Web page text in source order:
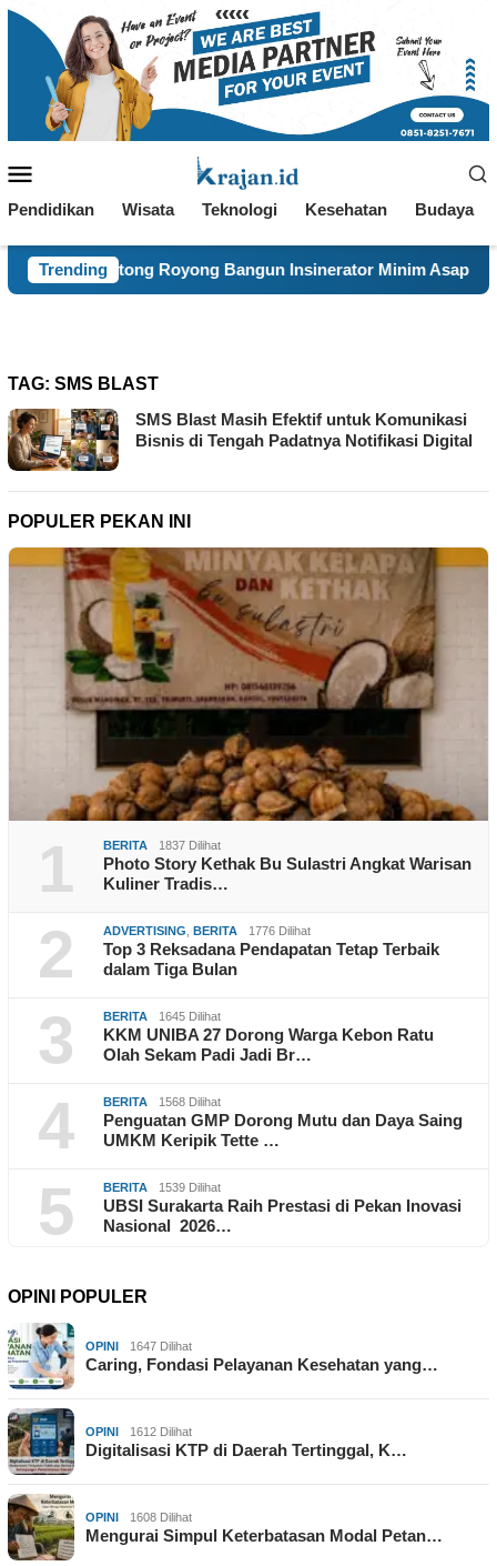
Loncat
Mobile
Pendidikan Wisata Teknologi Kesehatan Budaya
Trending
Royong Bangun Insinerator Minim Asap
TAG: SMS BLAST
SMS Blast Masih Efektif untuk Komunikasi
Bisnis di Tengah Padatnya Notifikasi Digital
POPULER PEKAN INI
1 BERITA 1837 Dilihat
Photo Story Kethak Bu Sulastri Angkat Warisan
Kuliner Tradis…
2 ADVERTISING BERITA 1776 Dilihat
Top 3 Reksadana Pendapatan Tetap Terbaik
dalam Tiga Bulan
3 BERITA 1645 Dilihat
KKM UNIBA 27 Dorong Warga Kebon Ratu
Olah Sekam Padi Jadi Br…
4 BERITA 1568 Dilihat
Penguatan GMP Dorong Mutu dan Daya Saing
UMKM Keripik Tette …
5 BERITA 1539 Dilihat
UBSI Surakarta Raih Prestasi di Pekan Inovasi
Nasional 2026…
OPINI POPULER
OPINI 1647 Dilihat
Caring, Fondasi Pelayanan Kesehatan yang…
OPINI 1612 Dilihat
Digitalisasi KTP di Daerah Tertinggal, K…
OPINI 1608 Dilihat
Mengurai Simpul Keterbatasan Modal Petan…